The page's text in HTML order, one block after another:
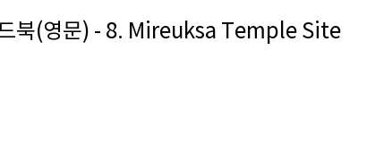
북(영문) - 8. Mireuksa Temple Site